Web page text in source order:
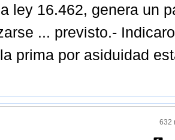
ley 16.462, genera un
... previsto.-
prima por asiduidad
632